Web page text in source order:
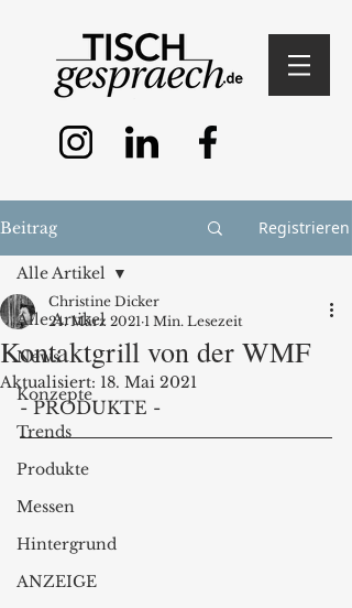
Beitrag Registrieren
Alle Artikel
News
Konzepte
Trends
Produkte
Messen
Hintergrund
ANZEIGE
Alle Artikel
Kontaktgrill von der WMF
Christine Dicker
24. März 2021 1 Min. Lesezeit
Aktualisiert: 18. Mai 2021
- PRODUKTE -